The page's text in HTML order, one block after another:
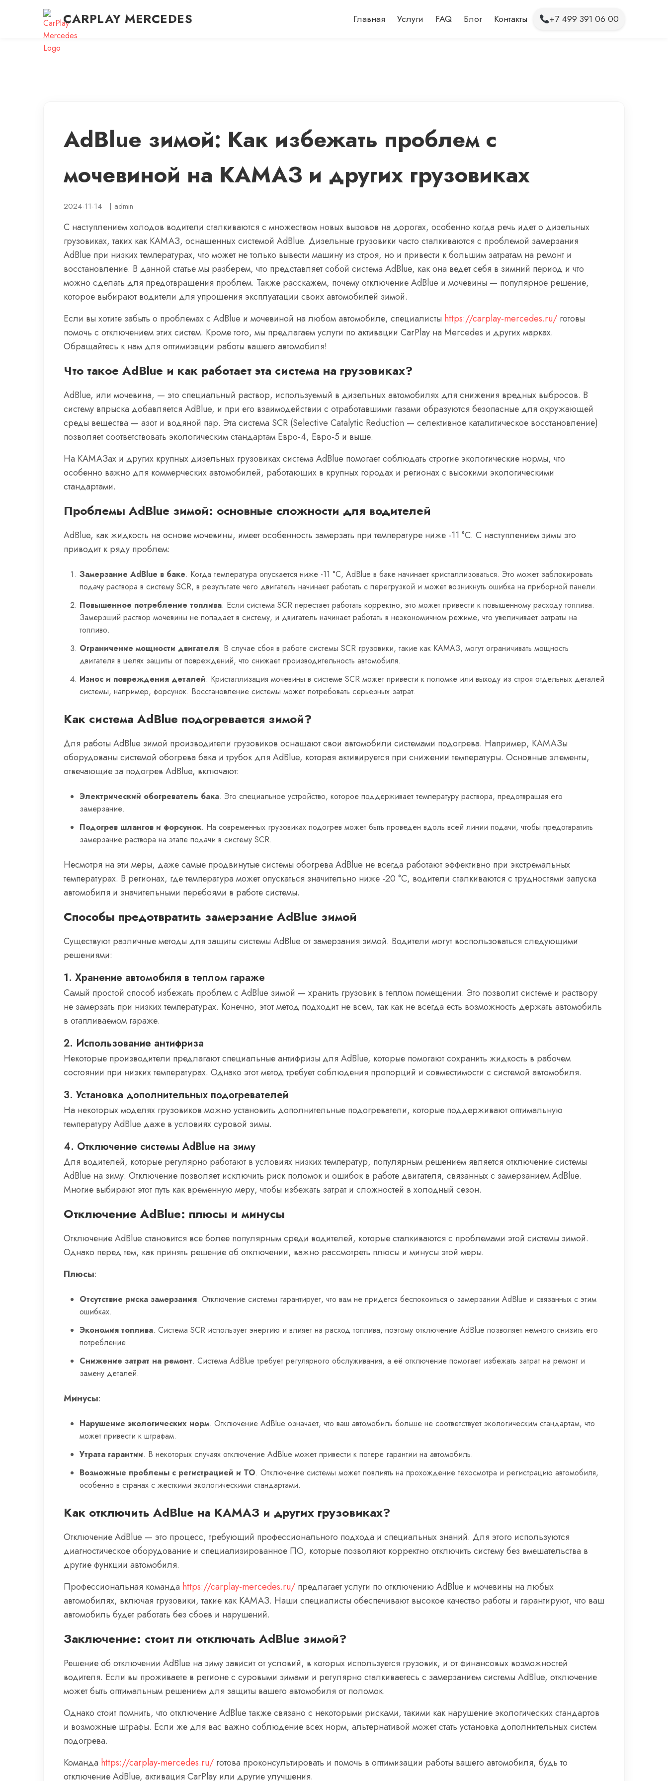
CARPLAY MERCEDES Главная Услуги FAQ Блог Контакты +7 499 391 06 00
AdBlue зимой: Как избежать проблем с
мочевиной на КАМАЗ и других грузовиках
2024-11-14 | admin
С наступлением холодов водители сталкиваются с множеством новых вызовов на дорогах, особенно когда речь идет о дизельных
грузовиках, таких как КАМАЗ, оснащенных системой AdBlue. Дизельные грузовики часто сталкиваются с проблемой замерзания
AdBlue при низких температурах, что может не только вывести машину из строя, но и привести к большим затратам на ремонт и
восстановление. В данной статье мы разберем, что представляет собой система AdBlue, как она ведет себя в зимний период и что
можно сделать для предотвращения проблем. Также расскажем, почему отключение AdBlue и мочевины — популярное решение,
которое выбирают водители для упрощения эксплуатации своих автомобилей зимой.
Если вы хотите забыть о проблемах с AdBlue и мочевиной на любом автомобиле, специалисты https://carplay-mercedes.ru/ готовы
помочь с отключением этих систем. Кроме того, мы предлагаем услуги по активации CarPlay на Mercedes и других марках.
Обращайтесь к нам для оптимизации работы вашего автомобиля!
Что такое AdBlue и как работает эта система на грузовиках?
AdBlue, или мочевина, — это специальный раствор, используемый в дизельных автомобилях для снижения вредных выбросов. В
систему впрыска добавляется AdBlue, и при его взаимодействии с отработавшими газами образуются безопасные для окружающей
среды вещества — азот и водяной пар. Эта система SCR (Selective Catalytic Reduction — селективное каталитическое восстановление)
позволяет соответствовать экологическим стандартам Евро-4, Евро-5 и выше.
На КАМАЗах и других крупных дизельных грузовиках система AdBlue помогает соблюдать строгие экологические нормы, что
особенно важно для коммерческих автомобилей, работающих в крупных городах и регионах с высокими экологическими
стандартами.
Проблемы AdBlue зимой: основные сложности для водителей
AdBlue, как жидкость на основе мочевины, имеет особенность замерзать при температуре ниже -11 °C. С наступлением зимы это
приводит к ряду проблем:
Замерзание AdBlue в баке. Когда температура опускается ниже -11 °C, AdBlue в баке начинает кристаллизоваться. Это может заблокировать
подачу раствора в систему SCR, в результате чего двигатель начинает работать с перегрузкой и может возникнуть ошибка на приборной панели.
Повышенное потребление топлива. Если система SCR перестает работать корректно, это может привести к повышенному расходу топлива.
Замерзший раствор мочевины не попадает в систему, и двигатель начинает работать в неэкономичном режиме, что увеличивает затраты на
топливо.
Ограничение мощности двигателя. В случае сбоя в работе системы SCR грузовики, такие как КАМАЗ, могут ограничивать мощность
двигателя в целях защиты от повреждений, что снижает производительность автомобиля.
Износ и повреждения деталей. Кристаллизация мочевины в системе SCR может привести к поломке или выходу из строя отдельных деталей
системы, например, форсунок. Восстановление системы может потребовать серьезных затрат.
Как система AdBlue подогревается зимой?
Для работы AdBlue зимой производители грузовиков оснащают свои автомобили системами подогрева. Например, КАМАЗы
оборудованы системой обогрева бака и трубок для AdBlue, которая активируется при снижении температуры. Основные элементы,
отвечающие за подогрев AdBlue, включают:
Электрический обогреватель бака. Это специальное устройство, которое поддерживает температуру раствора, предотвращая его
замерзание.
Подогрев шлангов и форсунок. На современных грузовиках подогрев может быть проведен вдоль всей линии подачи, чтобы предотвратить
замерзание раствора на этапе подачи в систему SCR.
Несмотря на эти меры, даже самые продвинутые системы обогрева AdBlue не всегда работают эффективно при экстремальных
температурах. В регионах, где температура может опускаться значительно ниже -20 °C, водители сталкиваются с трудностями запуска
автомобиля и значительными перебоями в работе системы.
Способы предотвратить замерзание AdBlue зимой
Существуют различные методы для защиты системы AdBlue от замерзания зимой. Водители могут воспользоваться следующими
решениями:
1. Хранение автомобиля в теплом гараже
Самый простой способ избежать проблем с AdBlue зимой — хранить грузовик в теплом помещении. Это позволит системе и раствору
не замерзать при низких температурах. Конечно, этот метод подходит не всем, так как не всегда есть возможность держать автомобиль
в отапливаемом гараже.
2. Использование антифриза
Некоторые производители предлагают специальные антифризы для AdBlue, которые помогают сохранить жидкость в рабочем
состоянии при низких температурах. Однако этот метод требует соблюдения пропорций и совместимости с системой автомобиля.
3. Установка дополнительных подогревателей
На некоторых моделях грузовиков можно установить дополнительные подогреватели, которые поддерживают оптимальную
температуру AdBlue даже в условиях суровой зимы.
4. Отключение системы AdBlue на зиму
Для водителей, которые регулярно работают в условиях низких температур, популярным решением является отключение системы
AdBlue на зиму. Отключение позволяет исключить риск поломок и ошибок в работе двигателя, связанных с замерзанием AdBlue.
Многие выбирают этот путь как временную меру, чтобы избежать затрат и сложностей в холодный сезон.
Отключение AdBlue: плюсы и минусы
Отключение AdBlue становится все более популярным среди водителей, которые сталкиваются с проблемами этой системы зимой.
Однако перед тем, как принять решение об отключении, важно рассмотреть плюсы и минусы этой меры.
Плюсы:
Отсутствие риска замерзания. Отключение системы гарантирует, что вам не придется беспокоиться о замерзании AdBlue и связанных с этим
ошибках.
Экономия топлива. Система SCR использует энергию и влияет на расход топлива, поэтому отключение AdBlue позволяет немного снизить его
потребление.
Снижение затрат на ремонт. Система AdBlue требует регулярного обслуживания, а её отключение помогает избежать затрат на ремонт и
замену деталей.
Минусы:
Нарушение экологических норм. Отключение AdBlue означает, что ваш автомобиль больше не соответствует экологическим стандартам, что
может привести к штрафам.
Утрата гарантии. В некоторых случаях отключение AdBlue может привести к потере гарантии на автомобиль.
Возможные проблемы с регистрацией и ТО. Отключение системы может повлиять на прохождение техосмотра и регистрацию автомобиля,
особенно в странах с жесткими экологическими стандартами.
Как отключить AdBlue на КАМАЗ и других грузовиках?
Отключение AdBlue — это процесс, требующий профессионального подхода и специальных знаний. Для этого используются
диагностическое оборудование и специализированное ПО, которые позволяют корректно отключить систему без вмешательства в
другие функции автомобиля.
Профессиональная команда https://carplay-mercedes.ru/ предлагает услуги по отключению AdBlue и мочевины на любых
автомобилях, включая грузовики, такие как КАМАЗ. Наши специалисты обеспечивают высокое качество работы и гарантируют, что ваш
автомобиль будет работать без сбоев и нарушений.
Заключение: стоит ли отключать AdBlue зимой?
Решение об отключении AdBlue на зиму зависит от условий, в которых используется грузовик, и от финансовых возможностей
водителя. Если вы проживаете в регионе с суровыми зимами и регулярно сталкиваетесь с замерзанием системы AdBlue, отключение
может быть оптимальным решением для защиты вашего автомобиля от поломок.
Однако стоит помнить, что отключение AdBlue также связано с некоторыми рисками, такими как нарушение экологических стандартов
и возможные штрафы. Если же для вас важно соблюдение всех норм, альтернативой может стать установка дополнительных систем
подогрева.
Команда https://carplay-mercedes.ru/ готова проконсультировать и помочь в оптимизации работы вашего автомобиля, будь то
отключение AdBlue, активация CarPlay или другие улучшения.